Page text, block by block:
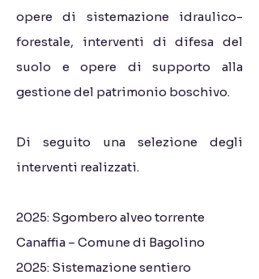
opere di sistemazione idraulico-
forestale, interventi di difesa del
suolo e opere di supporto alla
gestione del patrimonio boschivo.
Di seguito una selezione degli
interventi realizzati.
2025: Sgombero alveo torrente
Canaffia – Comune di Bagolino
2025: Sistemazione sentiero